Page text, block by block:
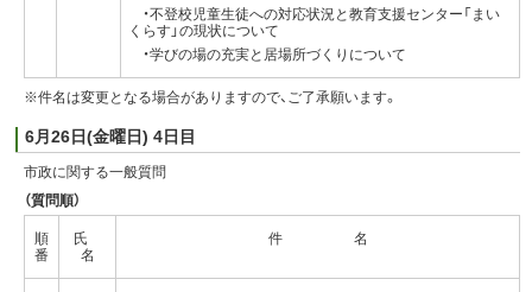
・不登校児童生徒への対応状況と教育支援センター「まい
くらす」の現状について
・学びの場の充実と居場所づくりについて
※件名は変更となる場合がありますので、ご了承願います。
6月26日(金曜日) 4日目
市政に関する一般質問
（質問順）
順
番
氏
名
件 名